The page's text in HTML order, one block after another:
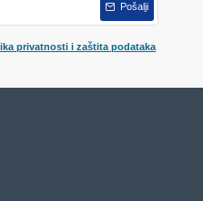
Pošalji
privatnosti i zaštita podataka